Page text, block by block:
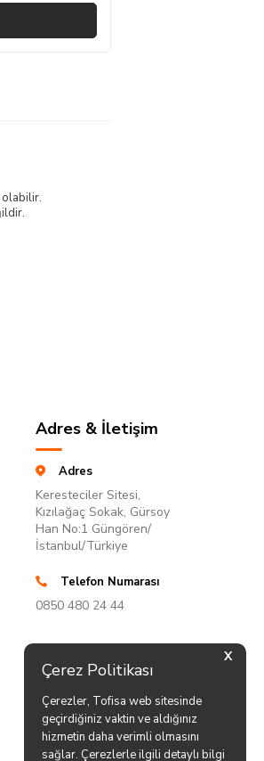
X
Çerez Politikası
Çerezler, Tofisa web sitesinde
geçirdiğiniz vaktin ve aldığınız
hizmetin daha verimli olmasını
sağlar. Çerezlerle ilgili detaylı bilgi
olabilir.
Adres & İletişim
Adres
Keresteciler Sitesi,
Kızılağaç Sokak, Gürsoy
Han No:1 Güngören/
İstanbul/Türkiye
Telefon Numarası
0850 480 24 44